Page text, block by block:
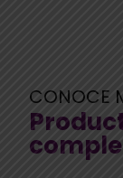
CONOCE